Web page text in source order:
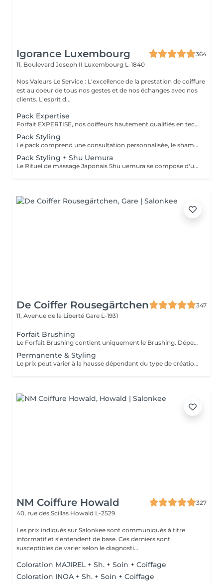
Igorance Luxembourg
364
11, Boulevard Joseph II Luxembourg L-1840
Nos Valeurs Le Service : L'excellence de la prestation de coiffure
est au coeur de tous nos gestes et de nos échanges avec nos
clients. L'esprit d...
Pack Expertise
Forfait EXPERTISE, nos coiffeurs hautement qualifiés en technique anglo-saxonne, en formation continu et diplômés d’une académie anglaise à Paris. Vous offre une séance d’une heure avec votre coach en suivi beauté. Ce pack inclus : 1 h de prestation Un diagnostique personnalisé Shampoing spécifique Haircare Conditioner spécifique Produit de coiffage Coupe Styling Produit de finition
Pack Styling
Le pack comprend une consultation personnalisée, le shampooing et le conditionneur spécifiques REDKEN , le séchage et les produits de styling REDKEN * Tarifs à titre indicatifs à confirmer après la consultation personnalisée établit auprès de votre coiffeur/stylist/spécialiste * La direction se réserve le droit d’apporter des modifications pour le bon fonctionnement du salon
Pack Styling + Shu Uemura
Le Rituel de massage Japonais Shu uemura se compose d'un shampooing et d'un soin d'une durée de 30 minutes pour une relaxation une une réparation intense du cheveu et ensuite le pack styling
De Coiffer Rousegärtchen
347
11, Avenue de la Liberté Gare L-1931
Forfait Brushing
Le Forfait Brushing contient uniquement le Brushing. Dépendant de la longueur des cheveux, le prix peut varier. En cas de questions veuillez appeler au +352 27 70 21 25.
Permanente & Styling
Le prix peut varier à la hausse dépendant du type de création finalement réalisée.
NM Coiffure Howald
327
40, rue des Scillas Howald L-2529
Les prix indiqués sur Salonkee sont communiqués à titre
informatif et s'entendent de base. Ces derniers sont
susceptibles de varier selon le diagnosti...
Coloration MAJIREL + Sh. + Soin + Coiffage
Coloration INOA + Sh. + Soin + Coiffage